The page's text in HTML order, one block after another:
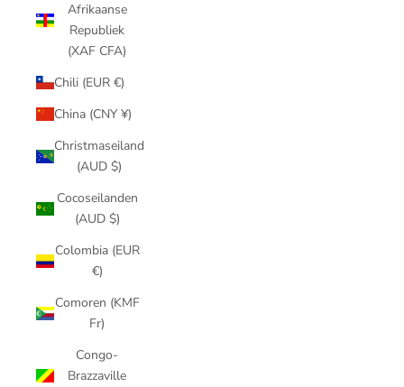
Afrikaanse
Republiek
(XAF CFA)
Chili (EUR €)
China (CNY ¥)
Christmaseiland
(AUD $)
Cocoseilanden
(AUD $)
Colombia (EUR
€)
Comoren (KMF
Fr)
Congo-
Brazzaville